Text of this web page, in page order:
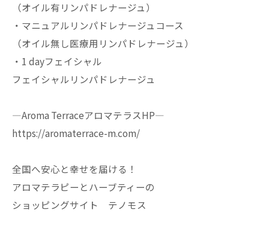
（オイル有リンパドレナージュ）
・マニュアルリンパドレナージュコース
（オイル無し医療用リンパドレナージュ）
・1 dayフェイシャル
フェイシャルリンパドレナージュ
—Aroma TerraceアロマテラスHP—
https://aromaterrace-m.com/
全国へ安心と幸せを届ける！
アロマテラピーとハーブティーの
ショッピングサイト テノモス